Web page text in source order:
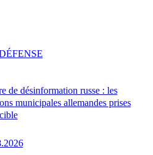
de désinformation russe : les
municipales allemandes prises